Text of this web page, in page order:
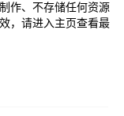
作、不存储任何资源
，请进入主页查看最